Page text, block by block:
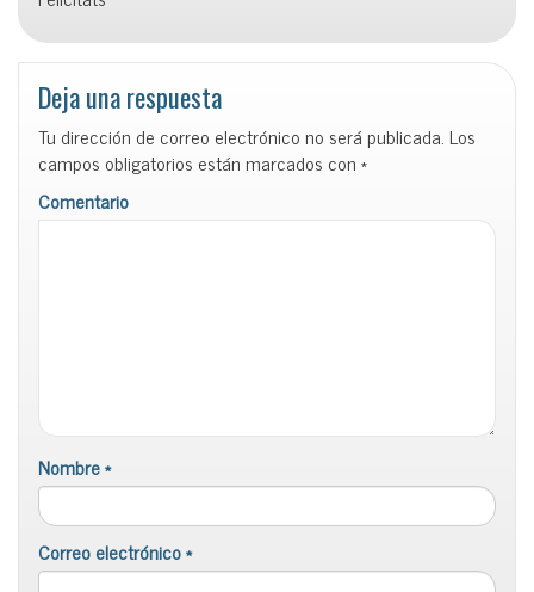
Deja una respuesta
Tu dirección de correo electrónico no será publicada.Los
campos obligatorios están marcados con*
Comentario
Nombre*
Correo electrónico*